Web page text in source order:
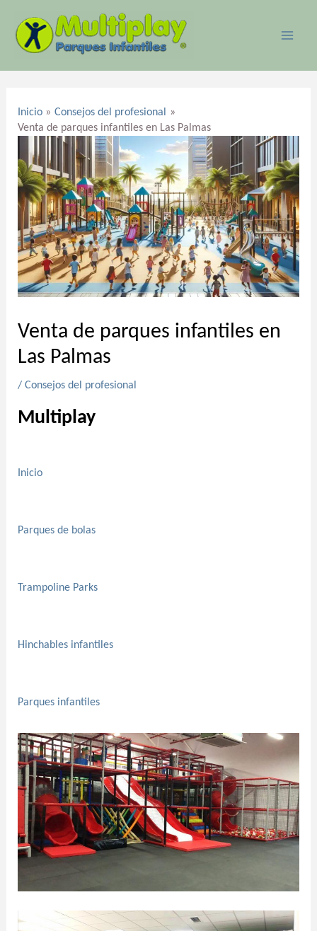
contenido
Inicio
Consejos del profesional
Venta de parques infantiles en Las Palmas
Venta de parques infantiles en
Las Palmas
/ Consejos del profesional
Multiplay
Inicio
Parques de bolas
Trampoline Parks
Hinchables infantiles
Parques infantiles
entradas